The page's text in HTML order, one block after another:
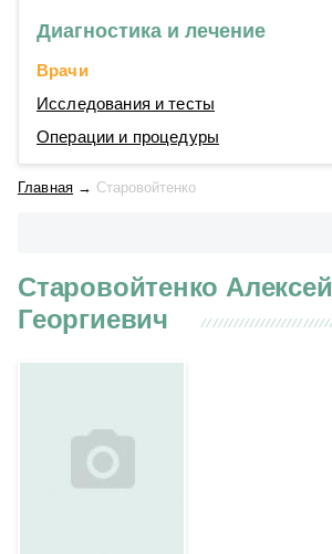
Диагностика и лечение
Врачи
Исследования и тесты
Операции и процедуры
Главная → Старовойтенко
Старовойтенко Алексей
Георгиевич